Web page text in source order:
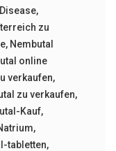
,
zu
, Nembutal
online
verkaufen,
zu verkaufen,
Kauf,
,
tabletten,